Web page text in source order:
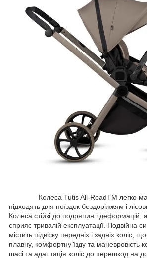
Колеса Tutis All-RoadTM легко
підходять для поїздок бездоріжжям і
Колеса стійкі до подряпин і деформацій,
сприяє тривалій експлуатації. Подвійна
містить підвіску передніх і задніх коліс,
плавну, комфортну їзду та маневровість
шасі та адаптація коліс до перешкод на